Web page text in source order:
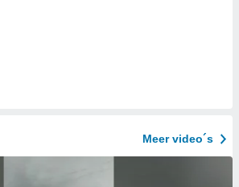
Meer video´s